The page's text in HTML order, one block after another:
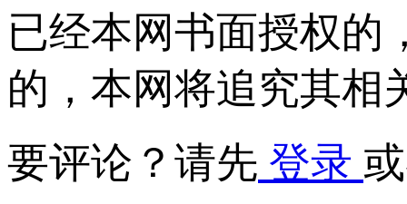
已经本网书面授权的
的，本网将追究其相
要评论？请先 登录